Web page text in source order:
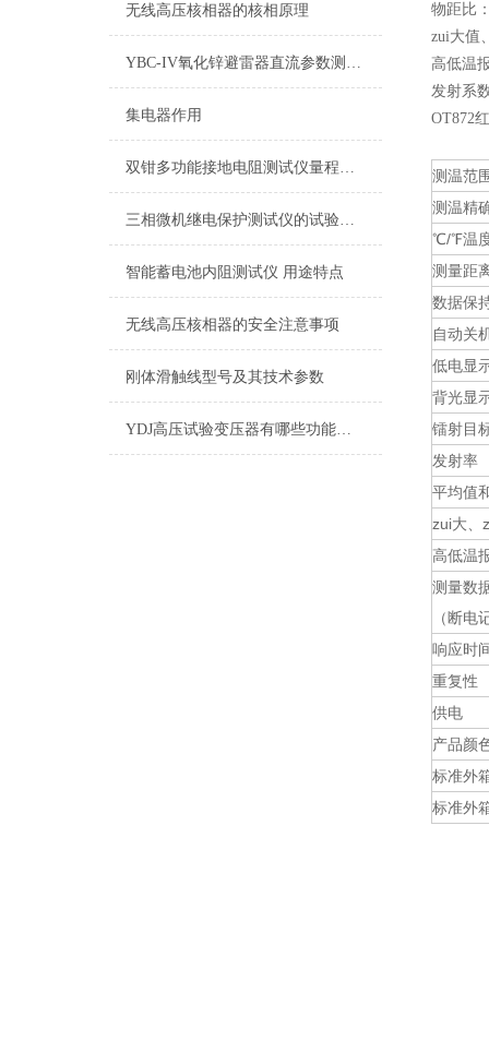
无线高压核相器的核相原理
YBC-IV氧化锌避雷器直流参数测试仪讲解
集电器作用
双钳多功能接地电阻测试仪量程及精度介绍
三相微机继电保护测试仪的试验方法
智能蓄电池内阻测试仪 用途特点
无线高压核相器的安全注意事项
刚体滑触线型号及其技术参数
YDJ高压试验变压器有哪些功能及用途
物距比
zui大值
高低温
发射系
OT872
测温范
测温精
℃/℉温
测量距
数据保
自动关
低电显
背光显
镭射目
发射率
平均值
zui大、
高低温
测量数
（断电
响应时
重复性
供电
产品颜
标准外
标准外